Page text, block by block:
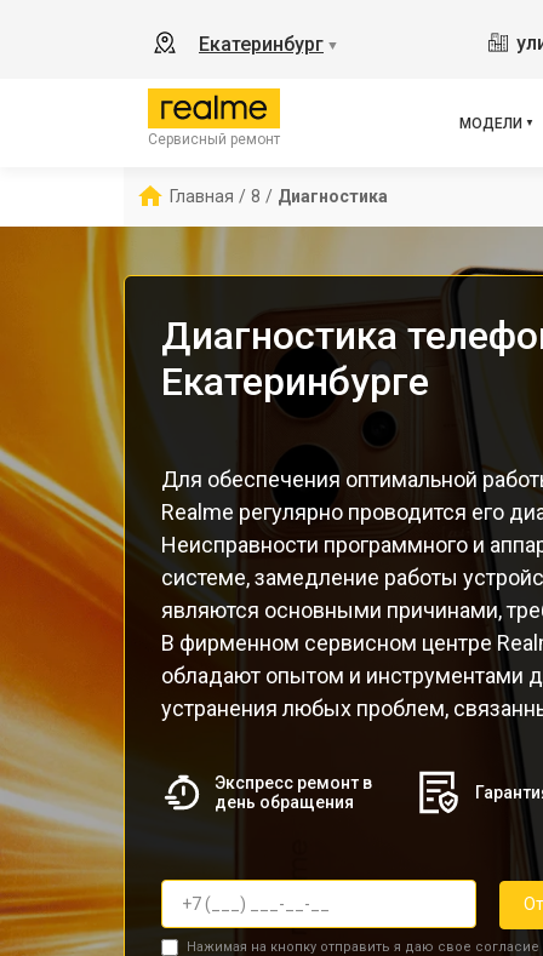
Екатеринбург ▼
Сервисный ремонт
МОДЕЛИ
11
C67
Главная / 8 / Диагностика
Диагностика
Екатеринбурге
Для обеспечения оптимальной
Realme регулярно проводится его
Неисправности программного и
системе, замедление работы
являются основными причинами,
В фирменном сервисном центре
обладают опытом и инструментами
устранения любых проблем,
Экспресс ремонт в
день обращения
Нажимая на кнопку отправить я даю свое согласие